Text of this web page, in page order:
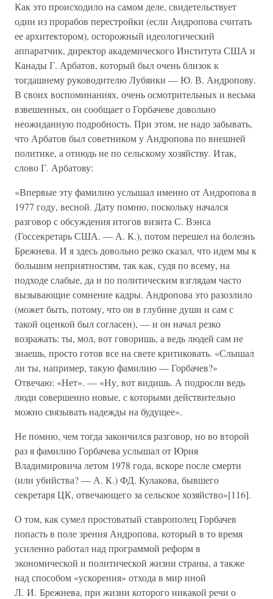
Как это происходило на самом деле, свидетельствует
один из прорабов перестройки (если Андропова считать
ее архитектором), осторожный идеологический
аппаратчик, директор академического Института США и
Канады Г. Арбатов, который был очень близок к
тогдашнему руководителю Лубянки — Ю. В. Андропову.
В своих воспоминаниях, очень осмотрительных и весьма
взвешенных, он сообщает о Горбачеве довольно
неожиданную подробность. При этом, не надо забывать,
что Арбатов был советником у Андропова по внешней
политике, а отнюдь не по сельскому хозяйству. Итак,
слово Г. Арбатову:
«Впервые эту фамилию услышал именно от Андропова в
1977 году, весной. Дату помню, поскольку начался
разговор с обсуждения итогов визита С. Вэнса
(Госсекретарь США. — А. К.), потом перешел на болезнь
Брежнева. И я здесь довольно резко сказал, что идем мы к
большим неприятностям, так как, судя по всему, на
подходе слабые, да и по политическим взглядам часто
вызывающие сомнение кадры. Андропова это разозлило
(может быть, потому, что он в глубине души и сам с
такой оценкой был согласен), — и он начал резко
возражать: ты, мол, вот говоришь, а ведь людей сам не
знаешь, просто готов все на свете критиковать. «Слышал
ли ты, например, такую фамилию — Горбачев?»
Отвечаю: «Нет». — «Ну, вот видишь. А подросли ведь
люди совершенно новые, с которыми действительно
можно связывать надежды на будущее».
Не помню, чем тогда закончился разговор, но во второй
раз я фамилию Горбачева услышал от Юрия
Владимировича летом 1978 года, вскоре после смерти
(или убийства? — А. К.) ФД. Кулакова, бывшего
секретаря ЦК, отвечающего за сельское хозяйство»[116].
О том, как сумел простоватый ставрополец Горбачев
попасть в поле зрения Андропова, который в то время
усиленно работал над программой реформ в
экономической и политической жизни страны, а также
над способом «ускорения» отхода в мир иной
Л. И. Брежнева, при жизни которого никакой речи о